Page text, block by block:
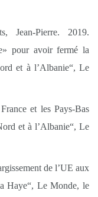
Jean-Pierre. 2019.
pour avoir fermé la
et à l’Albanie“, Le
et les Pays-Bas
et à l’Albanie“, Le
de l’UE aux
Haye“, Le Monde, le